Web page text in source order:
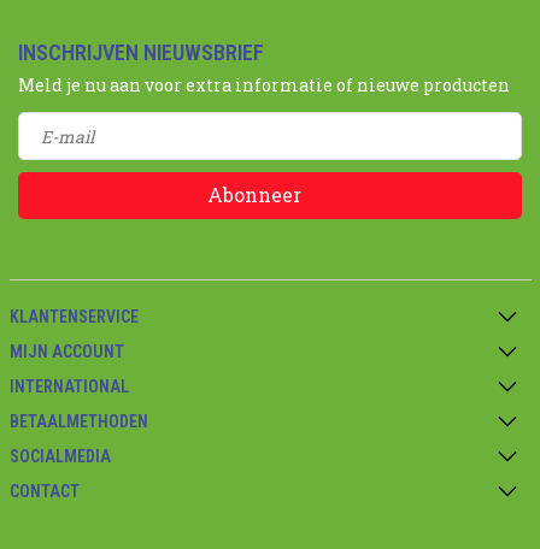
INSCHRIJVEN NIEUWSBRIEF
Meld je nu aan voor extra informatie of nieuwe producten
Abonneer
KLANTENSERVICE
MIJN ACCOUNT
INTERNATIONAL
BETAALMETHODEN
SOCIALMEDIA
CONTACT